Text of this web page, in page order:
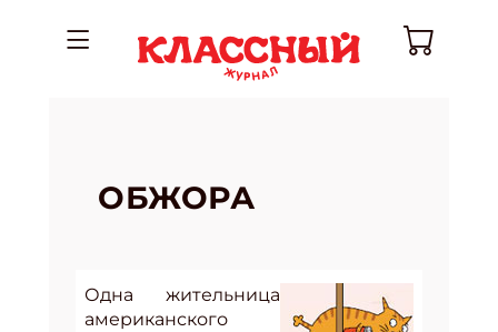
ОБЖОРА
Одна жительница
американского